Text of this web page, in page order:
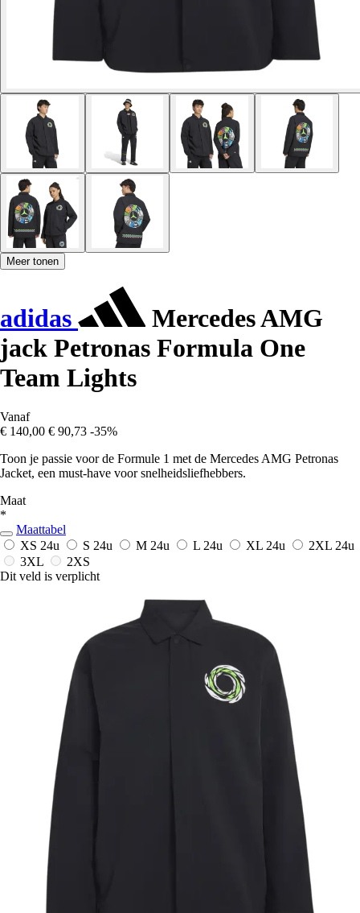
Meer tonen
adidas
Mercedes AMG
jack Petronas Formula One
Team Lights
Vanaf
€ 140,00 € 90,73 -35%
Toon je passie voor de Formule 1 met de Mercedes AMG Petronas
Jacket, een must-have voor snelheidsliefhebbers.
Maat
*
Maattabel
XS 24u S 24u M 24u L 24u XL 24u 2XL 24u
3XL
2XS
Dit veld is verplicht